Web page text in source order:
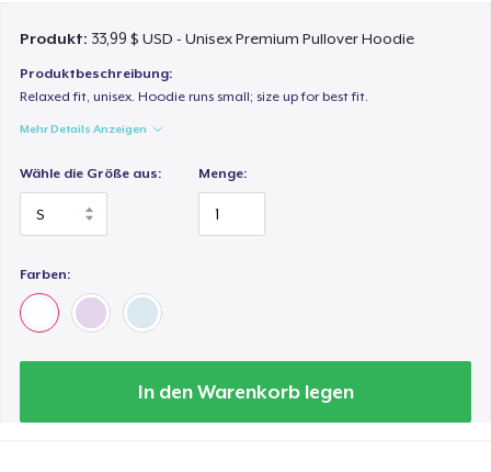
Produkt: 33,99 $ USD - Unisex Premium Pullover Hoodie
Produktbeschreibung:
Relaxed fit, unisex. Hoodie runs small; size up for best fit.
Mehr Details Anzeigen
Wähle die Größe aus: Menge:
Farben:
In den Warenkorb legen